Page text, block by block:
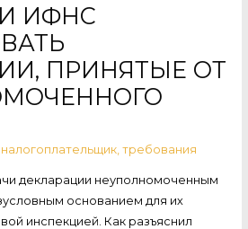
ИФНС
ПРИНЯТЫЕ ОТ
налогоплательщик, требования
декларации неуполномоченным
основанием для их
инспекцией. Как разъяснил